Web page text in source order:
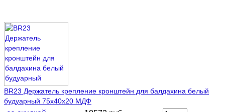
BR23 Держатель крепление кронштейн для балдахина белый
будуарный 75х40х20 МДФ